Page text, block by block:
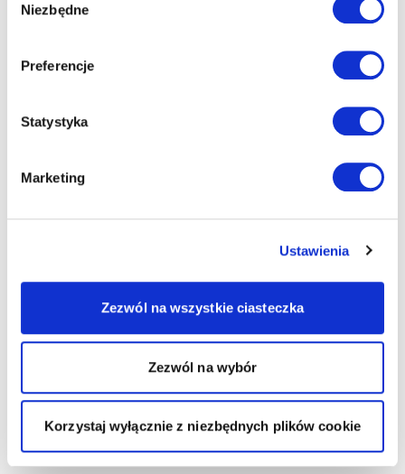
zgody
Niezbędne
Preferencje
Statystyka
Marketing
Ustawienia
Zezwól na wszystkie ciasteczka
Zezwól na wybór
Korzystaj wyłącznie z niezbędnych plików cookie